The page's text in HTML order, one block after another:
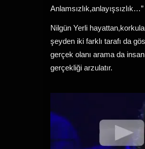
Anlamsızlık,anlayışsızlık…”
Nilgün Yerli
şeyden iki farklı tarafı da
gerçek olanı arama da
gerçekliği arzulatır.